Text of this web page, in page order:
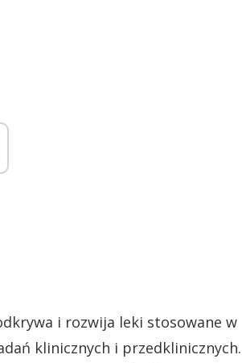
i rozwija leki stosowane w
klinicznych i przedklinicznych.